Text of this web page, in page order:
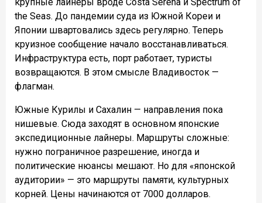
крупные лайнеры вроде Costa Serena и Spectrum of
the Seas. До пандемии суда из Южной Кореи и
Японии швартовались здесь регулярно. Теперь
круизное сообщение начало восстанавливаться.
Инфраструктура есть, порт работает, туристы
возвращаются. В этом смысле Владивосток —
флагман.
Южные Курилы и Сахалин — направления пока
нишевые. Сюда заходят в основном японские
экспедиционные лайнеры. Маршруты сложные:
нужно пограничное разрешение, иногда и
политические нюансы мешают. Но для «японской
аудитории» — это маршруты памяти, культурных
корней. Цены начинаются от 7000 долларов.